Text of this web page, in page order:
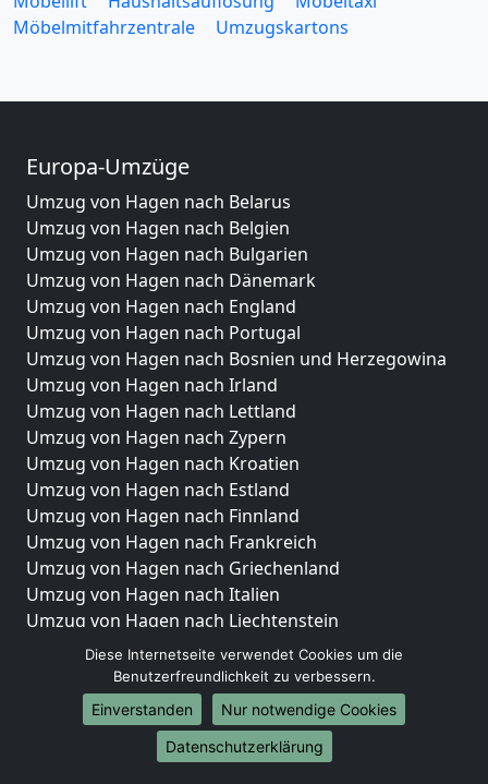
Möbelmitfahrzentrale
Umzugskartons
Europa-Umzüge
Umzug von Hagen nach Belarus
Umzug von Hagen nach Belgien
Umzug von Hagen nach Bulgarien
Umzug von Hagen nach Dänemark
Umzug von Hagen nach England
Umzug von Hagen nach Portugal
Umzug von Hagen nach Bosnien und Herzegowina
Umzug von Hagen nach Irland
Umzug von Hagen nach Lettland
Umzug von Hagen nach Zypern
Umzug von Hagen nach Kroatien
Umzug von Hagen nach Estland
Umzug von Hagen nach Finnland
Umzug von Hagen nach Frankreich
Umzug von Hagen nach Griechenland
Umzug von Hagen nach Italien
Umzug von Hagen nach Liechtenstein
Umzug von Hagen nach Luxemburg
Umzug von Hagen nach Niederlande
Umzug von Hagen nach Norwegen
Umzüge-Deutschlandweit
Diese Internetseite verwendet Cookies um die
Benutzerfreundlichkeit zu verbessern.
Einverstanden
Nur notwendige Cookies
Datenschutzerklärung